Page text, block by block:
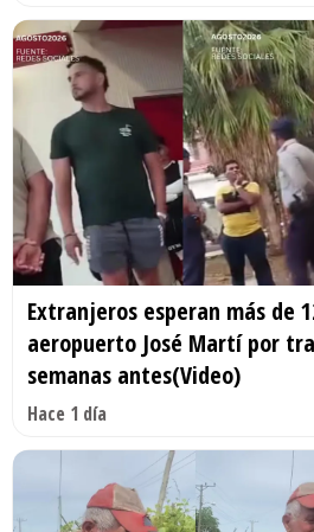
Extranjeros esperan más de
aeropuerto José Martí por
semanas antes(Video)
Hace 1 día